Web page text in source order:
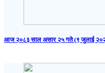
आज २०८३ साल असार २५ गते (९ जुलाई